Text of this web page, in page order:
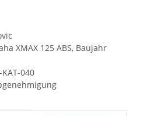
XMAX 125 ABS, Baujahr
KAT-040